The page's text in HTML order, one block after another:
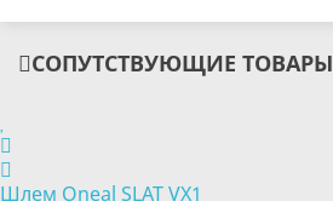
СОПУТСТВУЮЩИЕ ТОВАРЫ
Шлем Oneal SLAT VX1